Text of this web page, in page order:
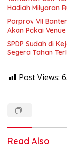
Hadiah Milyaran
Porprov VII
Akan Pakai
SPDP Sudah di
Segera Tahan
Post Views:
Read Also